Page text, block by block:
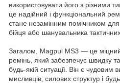
використовувати його з різними
це надійний і функціональний
стане незамінним помічником
бійця або шанувальника тактичних
Загалом, Magpul MS3 — це міцний
ремінь, який забезпечує швидку
будь-якій ситуації. Він є чудовим
мисливців, силових структур і